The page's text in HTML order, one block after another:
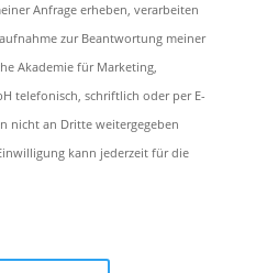
Anfrage erheben, verarbeiten
zur Beantwortung meiner
Akademie für Marketing,
telefonisch, schriftlich oder per E-
nicht an Dritte weitergegeben
kann jederzeit für die